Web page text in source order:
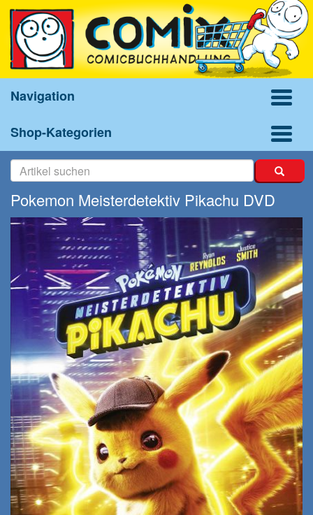
Navigation
Shop-Kategorien
Pokemon Meisterdetektiv Pikachu DVD